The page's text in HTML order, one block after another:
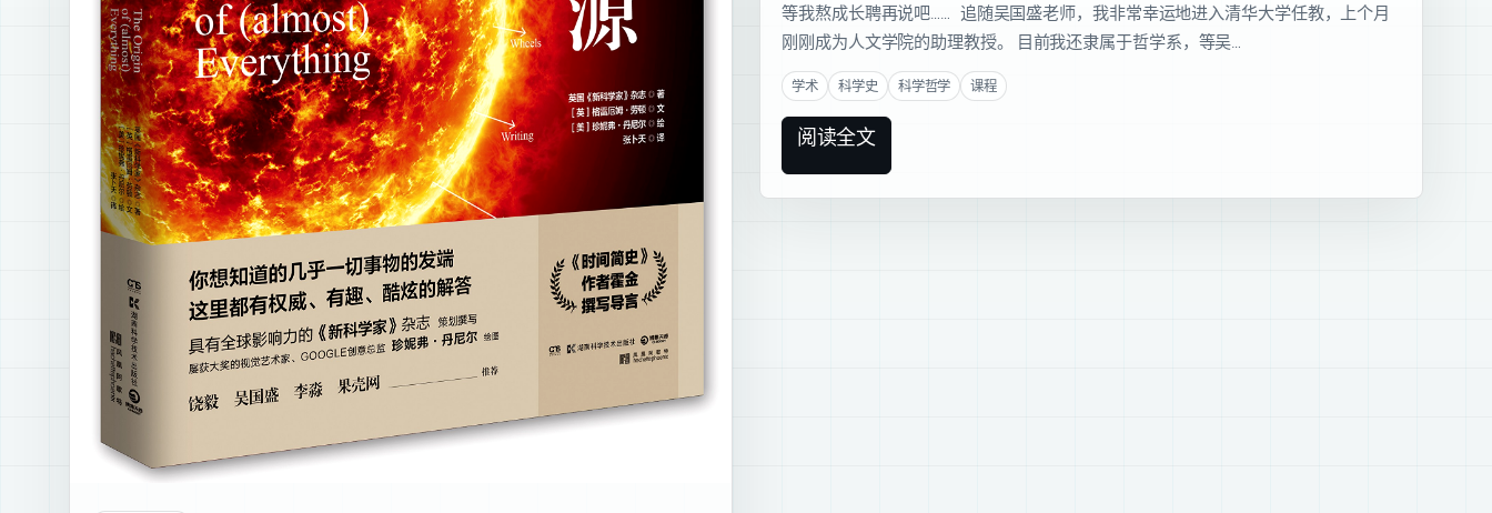
等我熬成长聘再说吧…… 追随吴国盛老师，我非常幸运地进入清华大学任教，上个月
刚刚成为人文学院的助理教授。 目前我还隶属于哲学系，等吴…
学术 科学史 科学哲学 课程
阅读全文